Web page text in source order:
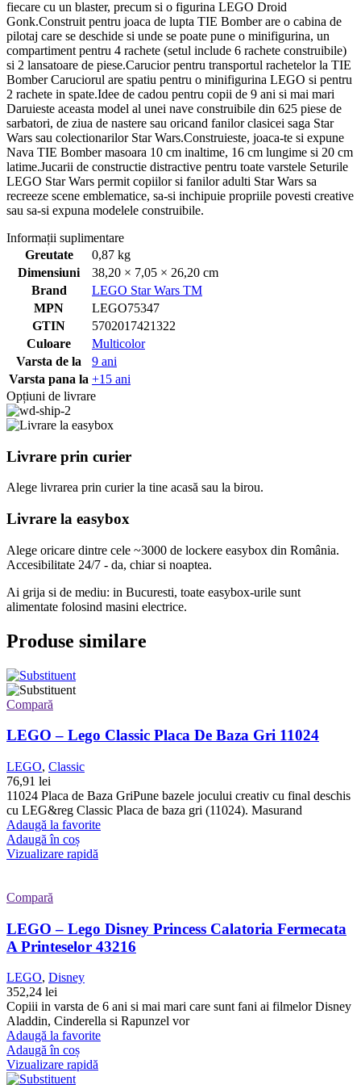
fiecare cu un blaster, precum si o figurina LEGO Droid
Gonk.Construit pentru joaca de lupta TIE Bomber are o cabina de
pilotaj care se deschide si unde se poate pune o minifigurina, un
compartiment pentru 4 rachete (setul include 6 rachete construibile)
si 2 lansatoare de piese.Carucior pentru transportul rachetelor la TIE
Bomber Caruciorul are spatiu pentru o minifigurina LEGO si pentru
2 rachete in spate.Idee de cadou pentru copii de 9 ani si mai mari
Daruieste aceasta model al unei nave construibile din 625 piese de
sarbatori, de ziua de nastere sau oricand fanilor clasicei saga Star
Wars sau colectionarilor Star Wars.Construieste, joaca-te si expune
Nava TIE Bomber masoara 10 cm inaltime, 16 cm lungime si 20 cm
latime.Jucarii de constructie distractive pentru toate varstele Seturile
LEGO Star Wars permit copiilor si fanilor adulti Star Wars sa
recreeze scene emblematice, sa-si inchipuie propriile povesti creative
sau sa-si expuna modelele construibile.
Informații suplimentare
Greutate
0,87 kg
Dimensiuni
38,20 × 7,05 × 26,20 cm
Brand
LEGO Star Wars TM
MPN
LEGO75347
GTIN
5702017421322
Culoare
Multicolor
Varsta de la
9 ani
Varsta pana la +15 ani
Opțiuni de livrare
Livrare prin curier
Alege livrarea prin curierla tine acasă sau la birou.
Livrare la easybox
Alege oricare dintre cele ~3000 de lockere easybox din România.
Accesibilitate 24/7 - da, chiar si noaptea.
Ai grija si de mediu: in Bucuresti, toate easybox-urile sunt
alimentate folosind masini electrice.
Produse similare
Compară
LEGO – Lego Classic Placa De Baza Gri 11024
LEGO, Classic
76,91 lei
11024 Placa de Baza GriPune bazele jocului creativ cu final deschis
cu LEG&reg Classic Placa de baza gri (11024). Masurand
Adaugă la favorite
Adaugă în coș
Vizualizare rapidă
Compară
LEGO – Lego Disney Princess Calatoria Fermecata
A Printeselor 43216
LEGO, Disney
352,24 lei
Copiii in varsta de 6 ani si mai mari care sunt fani ai filmelor Disney
Aladdin, Cinderella si Rapunzel vor
Adaugă la favorite
Adaugă în coș
Vizualizare rapidă